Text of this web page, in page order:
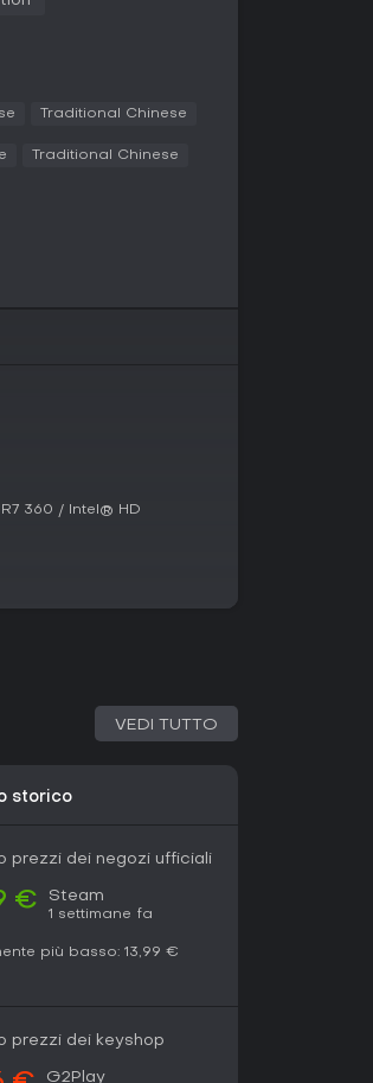
ponderate, poiché le
player in cui la storia
solitaria delle storie
di provare l'inizio prima
lineare ma
chiamate.
un arazzo di perdita
con il telefono come
tensione attraverso le
silenziosa.
su scelte,
rimpianti e legami
minimaliste,
Traditional Chinese
Traditional Chinese
360 / Intel® HD
VEDI TUTTO
storico
prezzi dei negozi ufficiali
€ Steam
1 settimane fa
più basso: 13,99 €
prezzi dei keyshop
G2Play